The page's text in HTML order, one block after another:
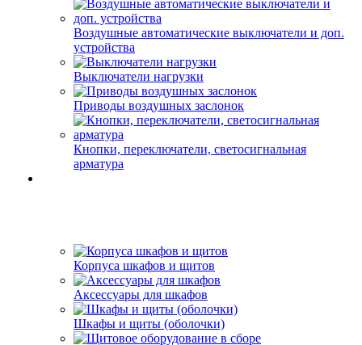
Воздушные автоматические выключатели и доп.
устройства
Выключатели нагрузки
Приводы воздушных заслонок
Кнопки, переключатели, светосигнальная
арматура
Корпуса шкафов и щитов
Аксессуары для шкафов
Шкафы и щиты (оболочки)